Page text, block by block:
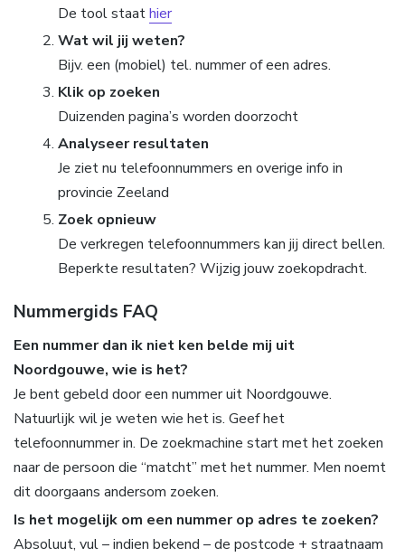
De tool staathier
Wat wil jij weten?
Bijv. een (mobiel) tel. nummer of een adres.
Klik op zoeken
Duizenden pagina’s worden doorzocht
Analyseer resultaten
Je ziet nu telefoonnummers en overige info in
provincie Zeeland
Zoek opnieuw
De verkregen telefoonnummers kan jij direct bellen.
Beperkte resultaten? Wijzig jouw zoekopdracht.
Nummergids FAQ
Een nummer dan ik niet ken belde mij uit
Noordgouwe, wie is het?
Je bent gebeld door een nummer uit Noordgouwe.
Natuurlijk wil je weten wie het is. Geef het
telefoonnummer in. De zoekmachine start met het zoeken
naar de persoon die “matcht” met het nummer. Men noemt
dit doorgaans andersom zoeken.
Is het mogelijk om een nummer op adres te zoeken?
Absoluut, vul – indien bekend – de postcode + straatnaam